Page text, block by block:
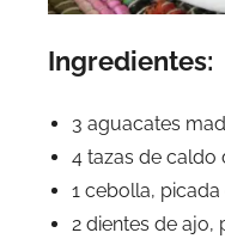
Ingredientes:
3 aguacates
4 tazas de caldo
1 cebolla,
2 dientes de ajo,